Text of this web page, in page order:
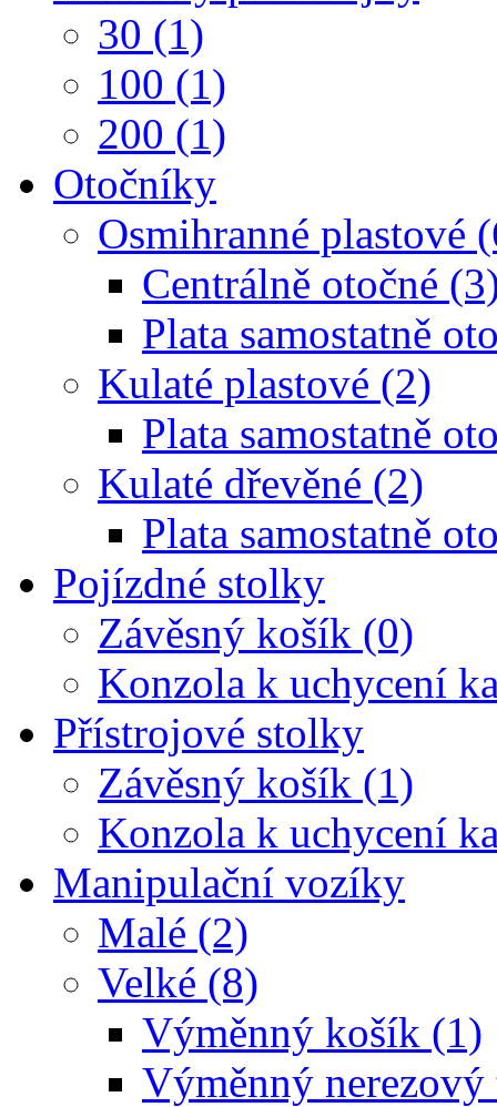
30 (1)
100 (1)
200 (1)
Otočníky
Osmihranné plastové
Centrálně otočné
Plata samostatně
Kulaté plastové (2)
Plata samostatně
Kulaté dřevěné (2)
Plata samostatně
Pojízdné stolky
Závěsný košík (0)
Konzola k uchycení
Přístrojové stolky
Závěsný košík (1)
Konzola k uchycení
Manipulační vozíky
Malé (2)
Velké (8)
Výměnný košík (1)
Výměnný nerezový